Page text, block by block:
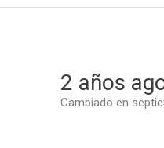
2 años
Cambiado en